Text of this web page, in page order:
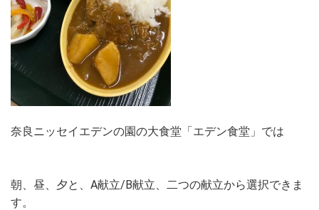
奈良ニッセイエデンの園の大食堂「エデン食堂」では
朝、昼、夕と、A献立/B献立、二つの献立から選択できま
す。